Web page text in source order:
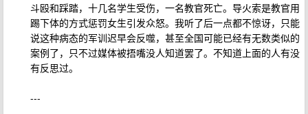
斗殴和踩踏，十几名学生受伤，一名教官死亡。导火索是教官用
踢下体的方式惩罚女生引发众怒。我听了后一点都不惊讶，只能
说这种病态的军训迟早会反噬，甚至全国可能已经有无数类似的
案例了，只不过媒体被捂嘴没人知道罢了。不知道上面的人有没
有反思过。
---